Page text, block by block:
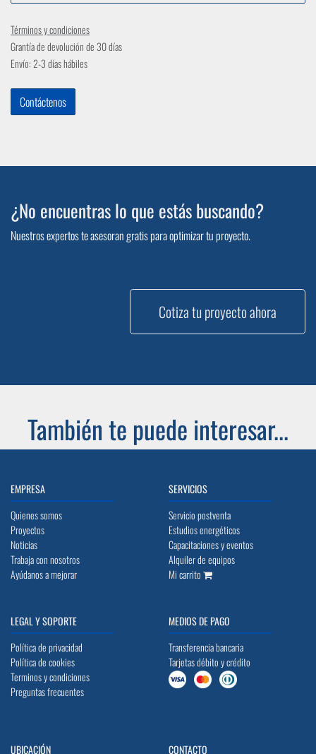
Términos y condiciones
Grantía de devolución de 30 días
Envío: 2-3 días hábiles
Contáctenos
¿No encuentras lo que estás buscando?
Nuestros expertos te asesoran gratis para optimizar tu proyecto.
Cotiza tu proyecto ahora
También te puede interesar...
EMPRESA
Quienes somos
Proyectos
Noticias
Trabaja con nosotros
Ayúdanos a mejorar
SERVICIOS
Servicio postventa
Estudios energéticos
Capacitaciones y eventos
Alquiler de equipos
Mi carrito
LEGAL Y SOPORTE
Política de privacidad
Política de cookies
Terminos y condiciones
Preguntas frecuentes
MEDIOS DE PAGO
Transferencia bancaria
Tarjetas débito y crédito
UBICACIÓN CONTACTO